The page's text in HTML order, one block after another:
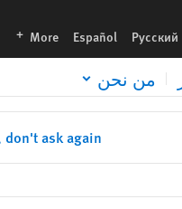
Русский
Español
More
من نحن
don't ask again